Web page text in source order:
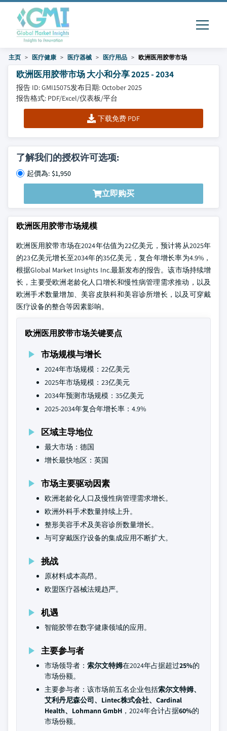
主页 医疗健康 医疗器械 医疗用品 欧洲医用胶带市场
欧洲医用胶带市场 大小和分享 2025 - 2034
报告 ID: GMI15075发布日期: October 2025
报告格式: PDF/Excel/仪表板/平台
下载免费 PDF
了解我们的授权许可选项:
起價為: $1,950
立即购买
欧洲医用胶带市场规模
欧洲医用胶带市场在2024年估值为22亿美元，预计将从2025年
的23亿美元增长至2034年的35亿美元，复合年增长率为4.9%，
根据Global Market Insights Inc.最新发布的报告。该市场持续增
长，主要受欧洲老龄化人口增长和慢性病管理需求推动，以及
欧洲手术数量增加、美容皮肤科和美容诊所增长，以及可穿戴
医疗设备的整合等因素影响。
欧洲医用胶带市场关键要点
市场规模与增长
2024年市场规模：22亿美元
2025年市场规模：23亿美元
2034年预测市场规模：35亿美元
2025-2034年复合年增长率：4.9%
区域主导地位
最大市场：德国
增长最快地区：英国
市场主要驱动因素
欧洲老龄化人口及慢性病管理需求增长。
欧洲外科手术数量持续上升。
整形美容手术及美容诊所数量增长。
与可穿戴医疗设备的集成应用不断扩大。
挑战
原材料成本高昂。
欧盟医疗器械法规趋严。
机遇
智能胶带在数字健康领域的应用。
主要参与者
市场领导者： 索尔文特姆在2024年占据超过25%的
市场份额。
主要参与者：该市场前五名企业包括索尔文特姆、
艾利丹尼森公司、Lintec株式会社、Cardinal
Health、Lohmann GmbH ，2024年合计占据60%的
市场份额。